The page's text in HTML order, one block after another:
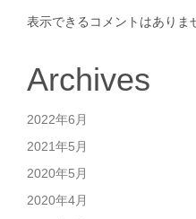
表示できるコメントはありま
Archives
2022年6月
2021年5月
2020年5月
2020年4月